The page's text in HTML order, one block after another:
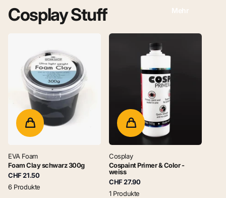
Cosplay Stuff Mehr
EVA Foam
Foam Clay schwarz 300g
CHF 21.50
6 Produkte
Cosplay
Cospaint Primer & Color -
weiss
CHF 27.90
1 Produkte